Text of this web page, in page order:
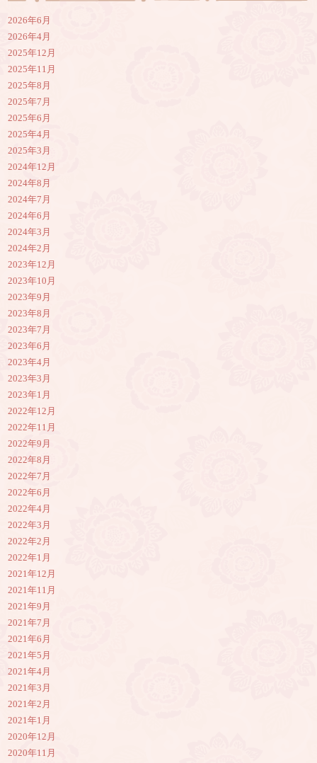
2026年6月
2026年4月
2025年12月
2025年11月
2025年8月
2025年7月
2025年6月
2025年4月
2025年3月
2024年12月
2024年8月
2024年7月
2024年6月
2024年3月
2024年2月
2023年12月
2023年10月
2023年9月
2023年8月
2023年7月
2023年6月
2023年4月
2023年3月
2023年1月
2022年12月
2022年11月
2022年9月
2022年8月
2022年7月
2022年6月
2022年4月
2022年3月
2022年2月
2022年1月
2021年12月
2021年11月
2021年9月
2021年7月
2021年6月
2021年5月
2021年4月
2021年3月
2021年2月
2021年1月
2020年12月
2020年11月